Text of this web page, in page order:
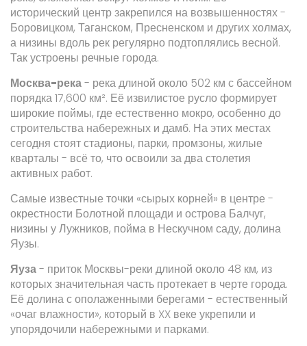
исторический центр закрепился на возвышенностях -
Боровицком, Таганском, Пресненском и других холмах,
а низины вдоль рек регулярно подтоплялись весной.
Так устроены речные города.
Москва-река- река длиной около 502 км с бассейном
порядка 17,600 км². Её извилистое русло формирует
широкие поймы, где естественно мокро, особенно до
строительства набережных и дамб. На этих местах
сегодня стоят стадионы, парки, промзоны, жилые
кварталы - всё то, что освоили за два столетия
активных работ.
Самые известные точки «сырых корней» в центре -
окрестности Болотной площади и острова Балчуг,
низины у Лужников, пойма в Нескучном саду, долина
Яузы.
Яуза- приток Москвы-реки длиной около 48 км, из
которых значительная часть протекает в черте города.
Её долина с ополаженными берегами - естественный
«очаг влажности», который в XX веке укрепили и
упорядочили набережными и парками.